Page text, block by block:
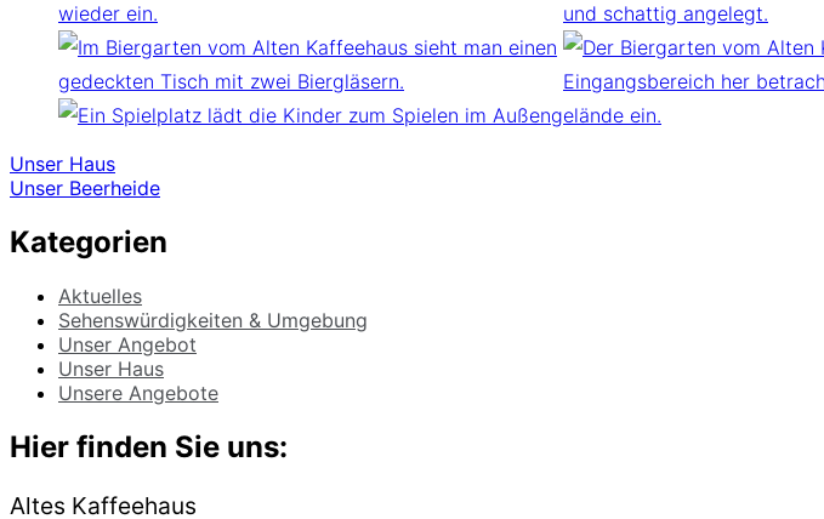
Beitragsnavigation
Unser Haus
Unser Beerheide
Kategorien
Aktuelles
Sehenswürdigkeiten & Umgebung
Unser Angebot
Unser Haus
Unsere Angebote
Hier finden Sie uns:
Altes Kaffeehaus